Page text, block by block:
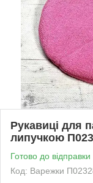
Рукавиці для
липучкою
Готово до відправки
Код: Варежки